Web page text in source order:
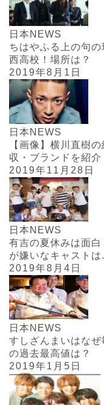
日本NEWS
ちはやふる上の句
西高校！場所は？
2019年8月1日
日本NEWS
【画像】横川直樹
収・ブランドを紹介
2019年11月28日
日本NEWS
有吉の夏休みは面
が嫌いなキャストは
2019年8月4日
日本NEWS
すしざんまいはな
の過去最高値は？
2019年1月5日